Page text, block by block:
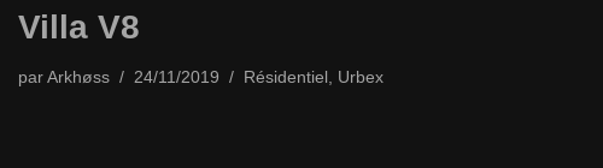
Villa V8
parArkhøss 24/11/2019 Résidentiel, Urbex